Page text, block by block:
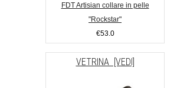
FDT Artisian collare in pelle
"Rockstar"
€53.0
VETRINA [VEDI]